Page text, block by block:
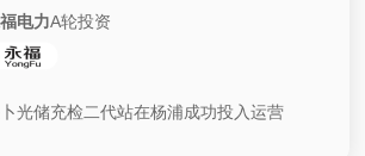
电力A轮投资
卜光储充检二代站在杨浦成功投入运营